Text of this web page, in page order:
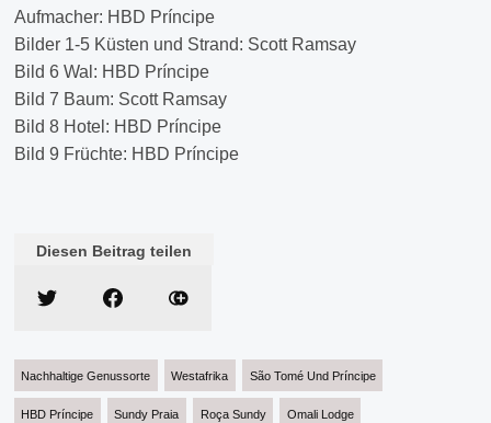
Aufmacher: HBD Príncipe
Bilder 1-5 Küsten und Strand: Scott Ramsay
Bild 6 Wal: HBD Príncipe
Bild 7 Baum: Scott Ramsay
Bild 8 Hotel: HBD Príncipe
Bild 9 Früchte: HBD Príncipe
Diesen Beitrag teilen
Nachhaltige Genussorte Westafrika São Tomé Und Príncipe
HBD Príncipe Sundy Praia Roça Sundy Omali Lodge